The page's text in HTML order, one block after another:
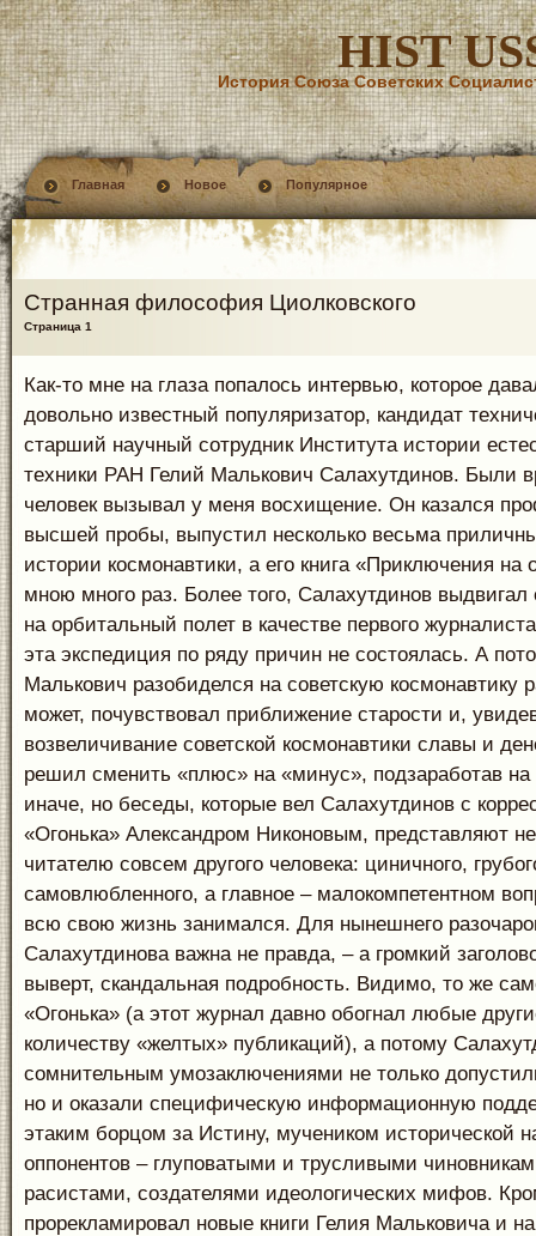
HIST
История Союза Советских
Главная Новое Популярное
Странная философия Циолковского
Страница 1
Как-то мне на глаза попалось интервью, которое
довольно известный популяризатор, кандидат
старший научный сотрудник Института истории
техники РАН Гелий Малькович Салахутдинов. Были
человек вызывал у меня восхищение. Он казался
высшей пробы, выпустил несколько весьма
истории космонавтики, а его книга «Приключения на
мною много раз. Более того, Салахутдинов выдвигал
на орбитальный полет в качестве первого
эта экспедиция по ряду причин не состоялась. А
Малькович разобиделся на советскую космонавтику
может, почувствовал приближение старости и,
возвеличивание советской космонавтики славы и
решил сменить «плюс» на «минус», подзаработав
иначе, но беседы, которые вел Салахутдинов с
«Огонька» Александром Никоновым, представляют
читателю совсем другого человека: циничного,
самовлюбленного, а главное – малокомпетентном
всю свою жизнь занимался. Для нынешнего
Салахутдинова важна не правда, – а громкий
выверт, скандальная подробность. Видимо, то же
«Огонька» (а этот журнал давно обогнал любые
количеству «желтых» публикаций), а потому
сомнительным умозаключениями не только
но и оказали специфическую информационную
этаким борцом за Истину, мучеником исторической
оппонентов – глуповатыми и трусливыми
расистами, создателями идеологических мифов.
прорекламировал новые книги Гелия Мальковича и